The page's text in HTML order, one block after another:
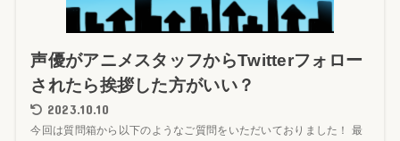
声優がアニメスタッフからTwitterフォロー
されたら挨拶した方がいい？
2023.10.10
今回は質問箱から以下のようなご質問をいただいておりました！ 最